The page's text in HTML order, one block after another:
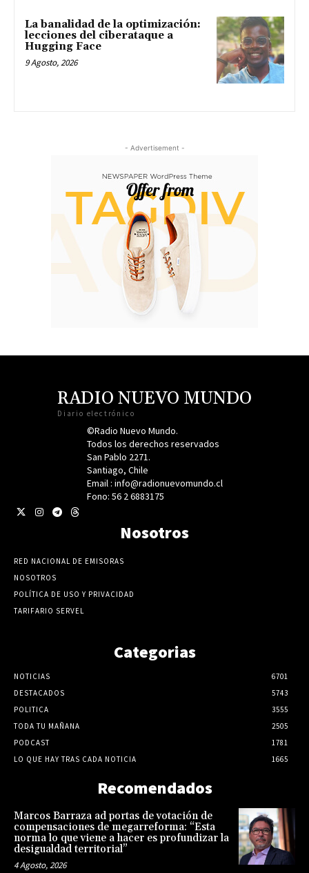
La banalidad de la optimización:
lecciones del ciberataque a
Hugging Face
9 Agosto, 2026
- Advertisement -
RADIO NUEVO MUNDO
Diario electrónico
©Radio Nuevo Mundo.
Todos los derechos reservados
San Pablo 2271.
Santiago, Chile
Email : info@radionuevomundo.cl
Fono: 56 2 6883175
Nosotros
RED NACIONAL DE EMISORAS
NOSOTROS
POLÍTICA DE USO Y PRIVACIDAD
TARIFARIO SERVEL
Categorias
NOTICIAS
6701
DESTACADOS
5743
POLITICA
3555
TODA TU MAÑANA
2505
PODCAST
1781
LO QUE HAY TRAS CADA NOTICIA
1665
Recomendados
Marcos Barraza ad portas de votación de
compensaciones de megarreforma: “Esta
norma lo que viene a hacer es profundizar la
desigualdad territorial”
4 Agosto, 2026